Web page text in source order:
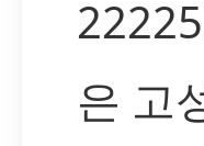
은 고